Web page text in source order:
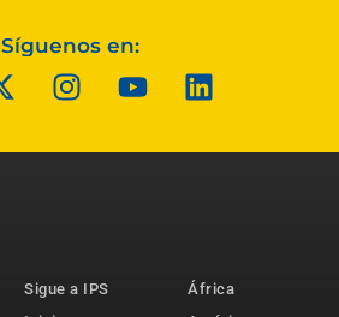
Síguenos en:
Sigue a IPS
África